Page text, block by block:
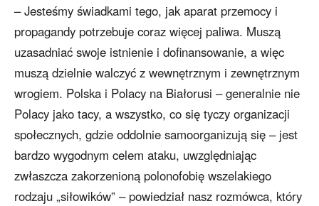
– Jesteśmy świadkami tego, jak aparat przemocy i
propagandy potrzebuje coraz więcej paliwa. Muszą
uzasadniać swoje istnienie i dofinansowanie, a więc
muszą dzielnie walczyć z wewnętrznym i zewnętrznym
wrogiem. Polska i Polacy na Białorusi – generalnie nie
Polacy jako tacy, a wszystko, co się tyczy organizacji
społecznych, gdzie oddolnie samoorganizują się – jest
bardzo wygodnym celem ataku, uwzględniając
zwłaszcza zakorzenioną polonofobię wszelakiego
rodzaju „siłowików” – powiedział nasz rozmówca, który